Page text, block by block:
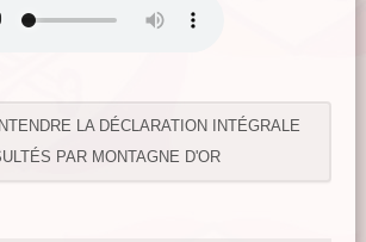
LA DÉCLARATION INTÉGRALE
PAR MONTAGNE D'OR